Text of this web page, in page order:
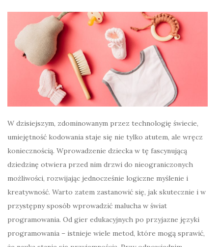
W dzisiejszym, zdominowanym przez technologię świecie,
umiejętność kodowania staje się nie tylko atutem, ale wręcz
koniecznością. Wprowadzenie dziecka w tę fascynującą
dziedzinę otwiera przed nim drzwi do nieograniczonych
możliwości, rozwijając jednocześnie logiczne myślenie i
kreatywność. Warto zatem zastanowić się, jak skutecznie i w
przystępny sposób wprowadzić malucha w świat
programowania. Od gier edukacyjnych po przyjazne języki
programowania – istnieje wiele metod, które mogą sprawić,